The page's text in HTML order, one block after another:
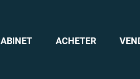
ACHETER